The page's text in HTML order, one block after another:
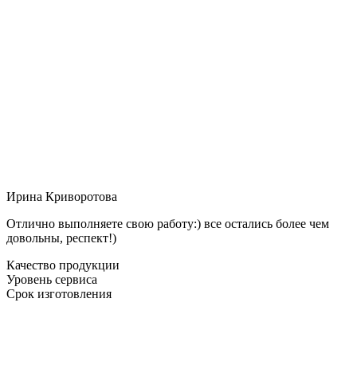
Ирина Криворотова
Отлично выполняете свою работу:) все остались более чем
довольны, респект!)
Качество продукции
Уровень сервиса
Срок изготовления